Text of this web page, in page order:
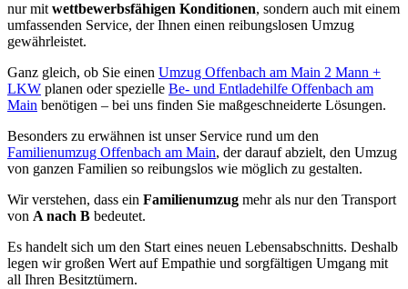
nur mit wettbewerbsfähigen Konditionen, sondern auch mit einem
umfassenden Service, der Ihnen einen reibungslosen Umzug
gewährleistet.
Ganz gleich, ob Sie einen Umzug Offenbach am Main 2 Mann +
LKW planen oder spezielle Be- und Entladehilfe Offenbach am
Main benötigen – bei uns finden Sie maßgeschneiderte Lösungen.
Besonders zu erwähnen ist unser Service rund um den
Familienumzug Offenbach am Main, der darauf abzielt, den Umzug
von ganzen Familien so reibungslos wie möglich zu gestalten.
Wir verstehen, dass ein Familienumzug mehr als nur den Transport
von A nach B bedeutet.
Es handelt sich um den Start eines neuen Lebensabschnitts. Deshalb
legen wir großen Wert auf Empathie und sorgfältigen Umgang mit
all Ihren Besitztümern.